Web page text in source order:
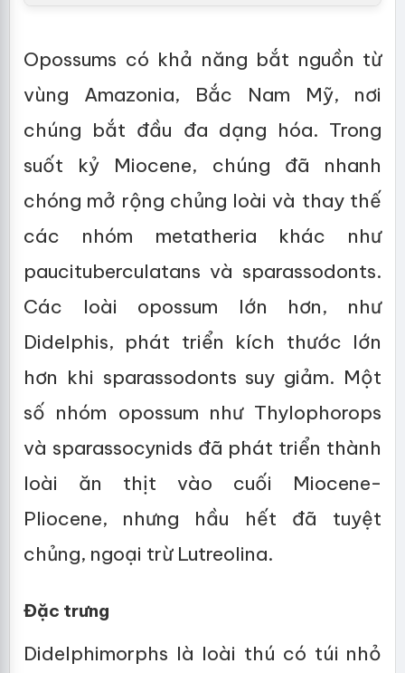
Opossums có khả năng bắt nguồn từ
vùng Amazonia, Bắc Nam Mỹ, nơi
chúng bắt đầu đa dạng hóa. Trong
suốt kỷ Miocene, chúng đã nhanh
chóng mở rộng chủng loài và thay thế
các nhóm metatheria khác như
paucituberculatans và sparassodonts.
Các loài opossum lớn hơn, như
Didelphis, phát triển kích thước lớn
hơn khi sparassodonts suy giảm. Một
số nhóm opossum như Thylophorops
và sparassocynids đã phát triển thành
loài ăn thịt vào cuối Miocene-
Pliocene, nhưng hầu hết đã tuyệt
chủng, ngoại trừ Lutreolina.
Đặc trưng
Didelphimorphs là loài thú có túi nhỏ